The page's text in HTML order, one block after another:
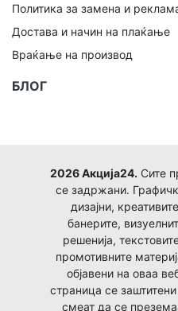
Политика за замена и
Достава и начин на плаќање
Враќање на производ
БЛОГ
2026 Акција24. Сите
се задржани.
дизајни,
банерите,
решенија,
промотивните
објавени на оваа
страница се
смеат да се